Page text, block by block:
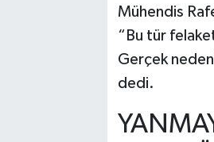
Mühendis
“Bu tür
Gerçek
dedi.